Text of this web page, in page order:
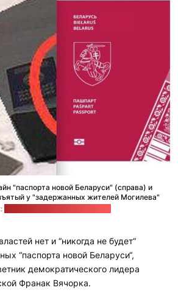
"паспорта новой Беларуси" (справа) и
у "задержанных жителей Могилева"
нет и “никогда не будет“
“паспорта новой Беларуси“,
демократического лидера
Франак Вячорка.